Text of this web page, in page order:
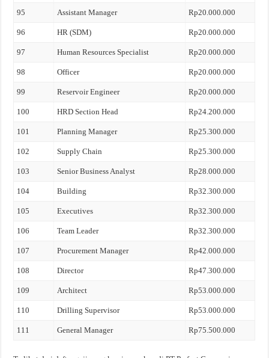
95 Assistant Manager Rp20.000.000
96 HR (SDM) Rp20.000.000
97 Human Resources Specialist Rp20.000.000
98 Officer Rp20.000.000
99 Reservoir Engineer Rp20.000.000
100 HRD Section Head Rp24.200.000
101 Planning Manager Rp25.300.000
102 Supply Chain Rp25.300.000
103 Senior Business Analyst Rp28.000.000
104 Building Rp32.300.000
105 Executives Rp32.300.000
106 Team Leader Rp32.300.000
107 Procurement Manager Rp42.000.000
108 Director Rp47.300.000
109 Architect Rp53.000.000
110 Drilling Supervisor Rp53.000.000
111 General Manager Rp75.500.000